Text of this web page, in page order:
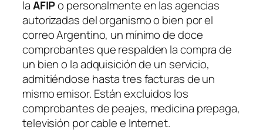
laAFIPo personalmente en las agencias
autorizadas del organismo o bien por el
correo Argentino, un mínimo de doce
comprobantes que respalden la compra de
un bien o la adquisición de un servicio,
admitiéndose hasta tres facturas de un
mismo emisor. Están excluidos los
comprobantes de peajes, medicina prepaga,
televisión por cable e Internet.